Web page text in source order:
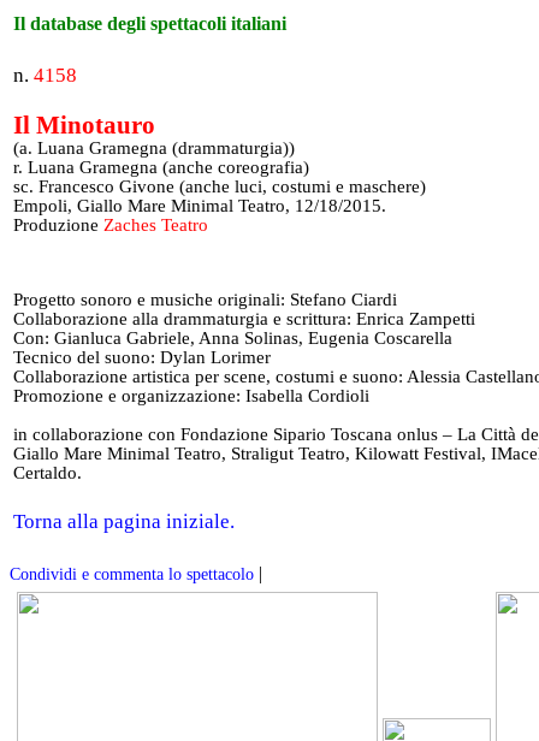
Il database degli spettacoli italiani
n. 4158
Il Minotauro
(a. Luana Gramegna (drammaturgia))
r. Luana Gramegna (anche coreografia)
sc. Francesco Givone (anche luci, costumi e maschere)
Empoli, Giallo Mare Minimal Teatro, 12/18/2015.
Produzione Zaches Teatro
Progetto sonoro e musiche originali: Stefano Ciardi
Collaborazione alla drammaturgia e scrittura: Enrica Zampetti
Con: Gianluca Gabriele, Anna Solinas, Eugenia Coscarella
Tecnico del suono: Dylan Lorimer
Collaborazione artistica per scene, costumi e suono: Alessia
Promozione e organizzazione: Isabella Cordioli
in collaborazione con Fondazione Sipario Toscana onlus – La Città
Giallo Mare Minimal Teatro, Straligut Teatro, Kilowatt Festival,
Certaldo.
Torna alla pagina iniziale.
Condividi e commenta lo spettacolo |